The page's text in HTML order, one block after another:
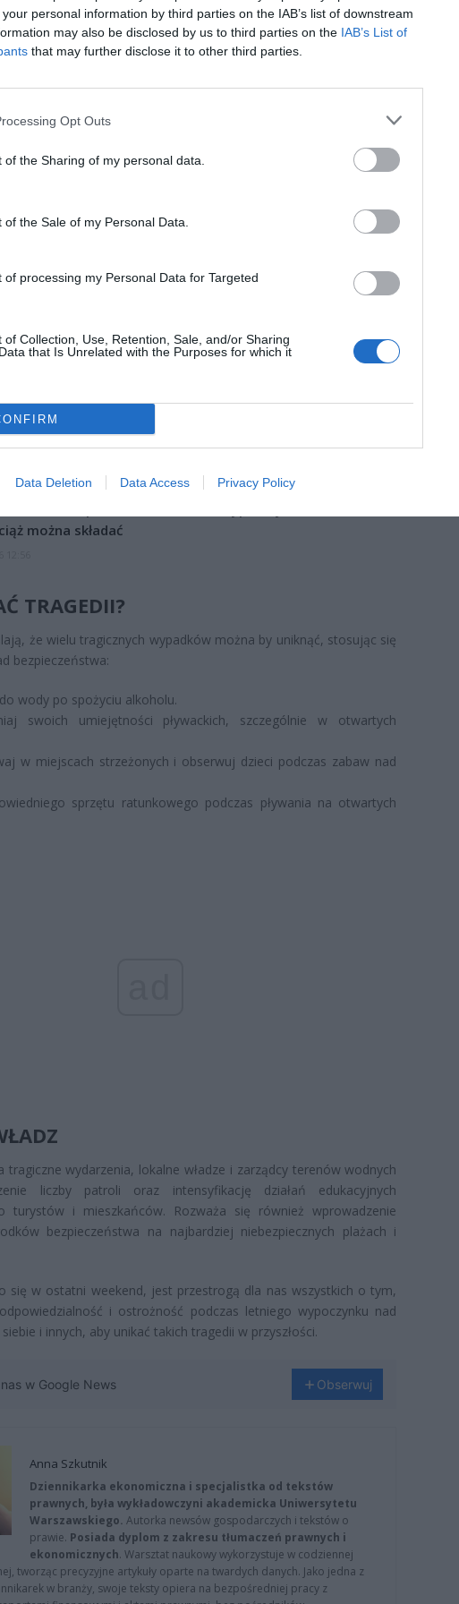
personal information by third parties on the IAB’s list of downstream
may also be disclosed by us to third parties on the IAB’s List of
that may further disclose it to other third parties.
Opt Outs
of the Sharing of my personal data.
the Sale of my Personal Data.
of processing my Personal Data for Targeted
of Collection, Use, Retention, Sale, and/or Sharing
that Is Unrelated with the Purposes for which it
Data Deletion Data Access Privacy Policy
o zachowaniu szczególnej ostrożności, zwłaszcza podczas kąpieli
potencjalnie niebezpiecznych akwenach. Apeluje się także o
alkoholu w pobliżu wody oraz korzystanie z wyznaczonych
ad
hit do kuchni. Air fryer tańszy aż o 150 zł, a to dopiero
można składać
TRAGEDII?
że wielu tragicznych wypadków można by uniknąć, stosując się
bezpieczeństwa:
wody po spożyciu alkoholu.
swoich umiejętności pływackich, szczególnie w otwartych
w miejscach strzeżonych i obserwuj dzieci podczas zabaw nad
sprzętu ratunkowego podczas pływania na otwartych
tragiczne wydarzenia, lokalne władze i zarządcy terenów wodnych
liczby patroli oraz intensyfikację działań edukacyjnych
turystów i mieszkańców. Rozważa się również wprowadzenie
bezpieczeństwa na najbardziej niebezpiecznych plażach i
się w ostatni weekend, jest przestrogą dla nas wszystkich o tym,
i ostrożność podczas letniego wypoczynku nad
i innych, aby unikać takich tragedii w przyszłości.
w Google News Obserwuj
Anna Szkutnik
Dziennikarka ekonomiczna i specjalistka od tekstów
prawnych, była wykładowczyni akademicka Uniwersytetu
Warszawskiego. Autorka newsów gospodarczych i tekstów o
prawie. Posiada dyplom z zakresu tłumaczeń prawnych i
ekonomicznych. Warsztat naukowy wykorzystuje w codziennej
tworząc precyzyjne artykuły oparte na twardych danych. Jako jedna z
w branży, swoje teksty opiera na bezpośredniej pracy z